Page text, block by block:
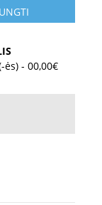
ės) - 00,00€